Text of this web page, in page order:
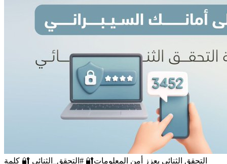
التحقق الثنائي يعزز أمن المعلومات🔐 #التحقق_الثنائي 🔐 كلمة